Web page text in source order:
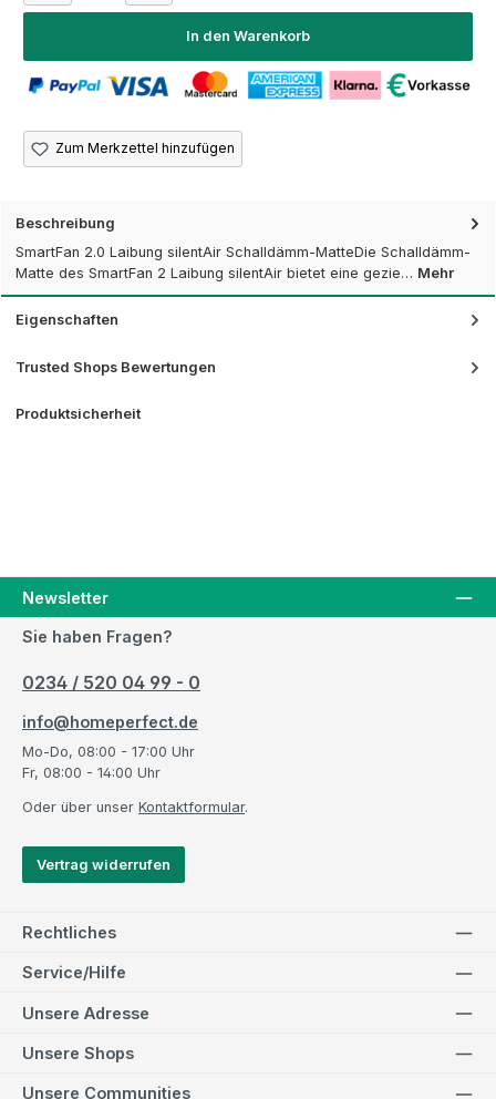
In den Warenkorb
Zum Merkzettel hinzufügen
Beschreibung
SmartFan 2.0 Laibung silentAir Schalldämm-MatteDie Schalldämm-
Matte des SmartFan 2 Laibung silentAir bietet eine gezie… Mehr
Eigenschaften
Trusted Shops Bewertungen
Produktsicherheit
Newsletter
Sie haben Fragen?
0234 / 520 04 99 - 0
info@homeperfect.de
Mo-Do, 08:00 - 17:00 Uhr
Fr, 08:00 - 14:00 Uhr
Oder über unser Kontaktformular.
Vertrag widerrufen
Rechtliches
Service/Hilfe
Unsere Adresse
Unsere Communities
Unsere Shops